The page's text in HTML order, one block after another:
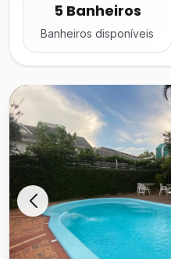
5 Banheiros
Banheiros disponíveis